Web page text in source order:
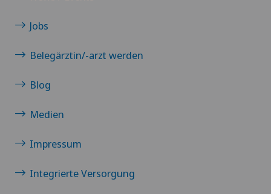
Jobs
Belegärztin/-arzt werden
Blog
Medien
Impressum
Integrierte Versorgung